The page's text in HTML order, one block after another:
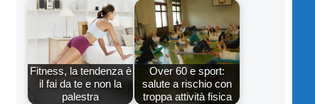
Fitness, la tendenza è
il fai da te e non la
palestra
Over 60 e sport:
salute a rischio con
troppa attività fisica